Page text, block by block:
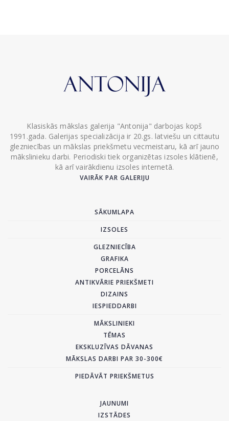
Klasiskās mākslas galerija "Antonija" darbojas kopš
1991.gada. Galerijas specializācija ir 20.gs. latviešu un cittautu
glezniecības un mākslas priekšmetu vecmeistaru, kā arī jauno
mākslinieku darbi. Periodiski tiek organizētas izsoles klātienē,
kā arī vairākdienu izsoles internetā.
VAIRĀK PAR GALERIJU
SĀKUMLAPA
IZSOLES
GLEZNIECĪBA
GRAFIKA
PORCELĀNS
ANTIKVĀRIE PRIEKŠMETI
DIZAINS
IESPIEDDARBI
MĀKSLINIEKI
TĒMAS
EKSKLUZĪVAS DĀVANAS
MĀKSLAS DARBI PAR 30-300€
PIEDĀVĀT PRIEKŠMETUS
JAUNUMI
IZSTĀDES